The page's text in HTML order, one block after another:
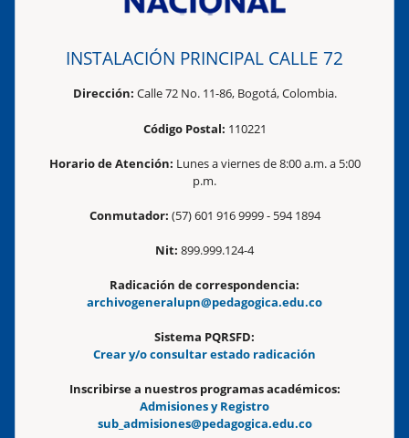
INSTALACIÓN PRINCIPAL CALLE 72
Dirección: Calle 72 No. 11-86, Bogotá, Colombia.
Código Postal: 110221
Horario de Atención: Lunes a viernes de 8:00 a.m. a 5:00
p.m.
Conmutador: (57) 601 916 9999 - 594 1894
Nit: 899.999.124-4
Radicación de correspondencia:
archivogeneralupn@pedagogica.edu.co
Sistema PQRSFD:
Crear y/o consultar estado radicación
Inscribirse a nuestros programas académicos:
Admisiones y Registro
sub_admisiones@pedagogica.edu.co